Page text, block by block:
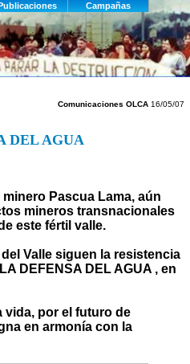
Comunicaciones OLCA16/05/07
DEL AGUA
Pascua Lama, aún
mineros transnacionales
este fértil valle.
Valle siguen la resistencia
DEFENSA DEL AGUA , en
vida, por el futuro de
en armonía con la